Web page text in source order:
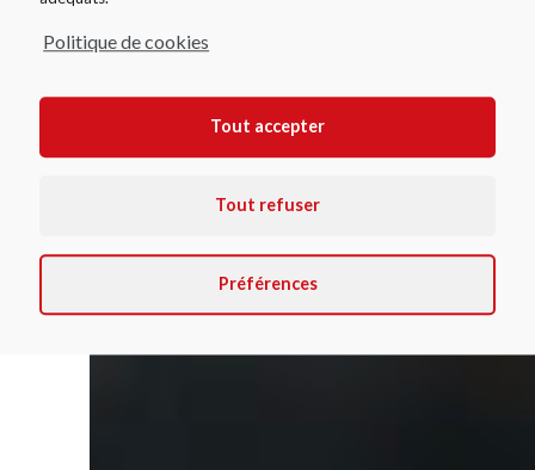
Politique de cookies
Tout accepter
Tout refuser
Préférences